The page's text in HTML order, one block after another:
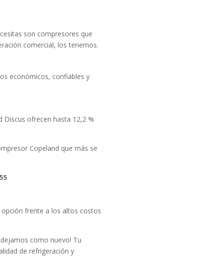
son compresores que
comercial, los tenemos.
económicos, confiables y
Discus ofrecen hasta 12,2 %
Copeland que más se
opción frente a los altos costos
como nuevo! Tu
de refrigeración y